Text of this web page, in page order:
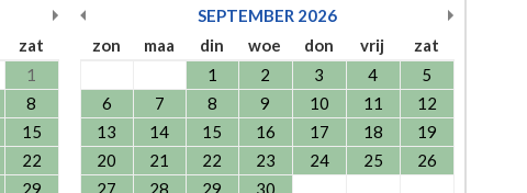
zat
1
8
15
22
29
SEPTEMBER 2026
zon
maa din woe don vrij
zat
1
2 3 4
5
6
7 8 9 10 11
12
13
14 15 16 17 18
19
20
21 22 23 24 25
26
27
28 29 30